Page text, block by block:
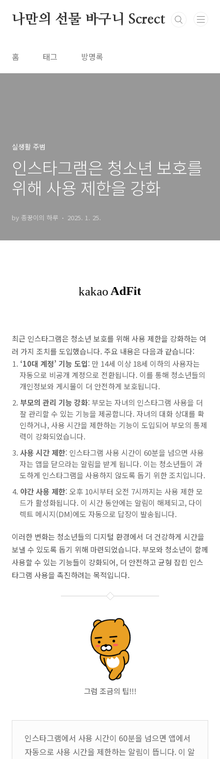
나만의 선물 바구니 Screct
홈 태그 방명록
실생활 주범
인스타그램은 청소년 보호를
위해 사용 제한을 강화
by 종꿍이의 하루 2025. 1. 25.
최근 인스타그램은 청소년 보호를 위해 사용 제한을 강화하는 여
러 가지 조치를 도입했습니다. 주요 내용은 다음과 같습니다:
‘10대 계정’ 기능 도입: 만 14세 이상 18세 이하의 사용자는
자동으로 비공개 계정으로 전환됩니다. 이를 통해 청소년들의
개인정보와 게시물이 더 안전하게 보호됩니다.
부모의 관리 기능 강화: 부모는 자녀의 인스타그램 사용을 더
잘 관리할 수 있는 기능을 제공합니다. 자녀의 대화 상대를 확
인하거나, 사용 시간을 제한하는 기능이 도입되어 부모의 통제
력이 강화되었습니다.
사용 시간 제한: 인스타그램 사용 시간이 60분을 넘으면 사용
자는 앱을 닫으라는 알림을 받게 됩니다. 이는 청소년들이 과
도하게 인스타그램을 사용하지 않도록 돕기 위한 조치입니다.
야간 사용 제한: 오후 10시부터 오전 7시까지는 사용 제한 모
드가 활성화됩니다. 이 시간 동안에는 알림이 해제되고, 다이
렉트 메시지(DM)에도 자동으로 답장이 발송됩니다.
이러한 변화는 청소년들의 디지털 환경에서 더 건강하게 시간을
보낼 수 있도록 돕기 위해 마련되었습니다. 부모와 청소년이 함께
사용할 수 있는 기능들이 강화되어, 더 안전하고 균형 잡힌 인스
타그램 사용을 촉진하려는 목적입니다.
그럼 조금의 팁!!!
인스타그램에서 사용 시간이 60분을 넘으면 앱에서
자동으로 사용 시간을 제한하는 알림이 뜹니다. 이 알